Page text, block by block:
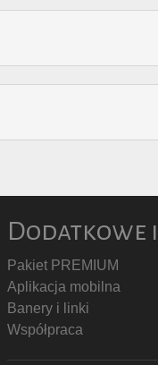
Dodatkowe
Pakiet PREMIUM
Aplikacja mobilna
Banery i linki
Współpraca